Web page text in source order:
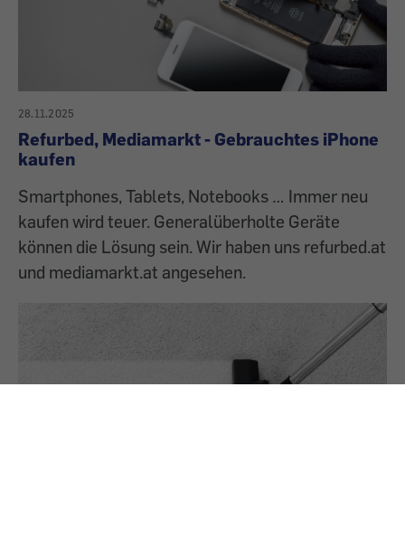
28.11.2025
Refurbed, Mediamarkt - Gebrauchtes iPhone
kaufen
Smartphones, Tablets, Notebooks … Immer neu
kaufen wird teuer. Generalüberholte Geräte
können die Lösung sein. Wir haben uns refurbed.at
und mediamarkt.at angesehen.